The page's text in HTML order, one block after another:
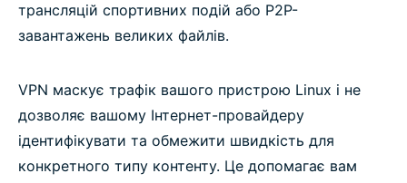
трансляцій спортивних подій або P2P-
завантажень великих файлів.
VPN маскує трафік вашого пристрою Linux і не
дозволяє вашому Інтернет-провайдеру
ідентифікувати та обмежити швидкість для
конкретного типу контенту. Це допомагає вам